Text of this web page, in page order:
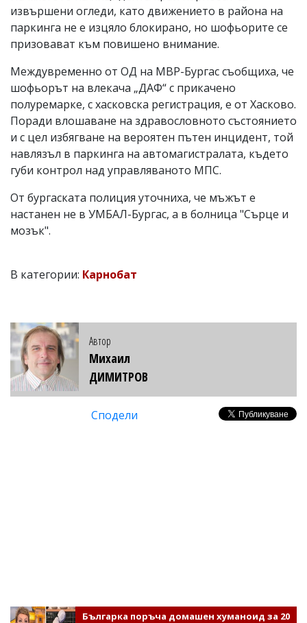
извършени огледи, като движението в района на
паркинга не е изцяло блокирано, но шофьорите се
призовават към повишено внимание.
Междувременно от ОД на МВР-Бургас съобщиха, че
шофьорът на влекача „ДАФ“ с прикачено
полуремарке, с хасковска регистрация, е от Хасково.
Поради влошаване на здравословното състоянието
и с цел избягване на вероятен пътен инцидент, той
навлязъл в паркинга на автомагистралата, където
губи контрол над управляваното МПС.
От бургаската полиция уточниха, че мъжът е
настанен не в УМБАЛ-Бургас, а в болница "Сърце и
мозък".
В категории: Карнобат
Автор
Михаил
ДИМИТРОВ
Сподели
Българка поръча домашен хуманоид за 20